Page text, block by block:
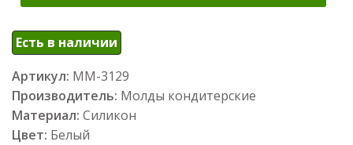
Есть в наличии
Артикул: ММ-3129
Производитель: Молды кондитерские
Материал: Силикон
Цвет: Белый